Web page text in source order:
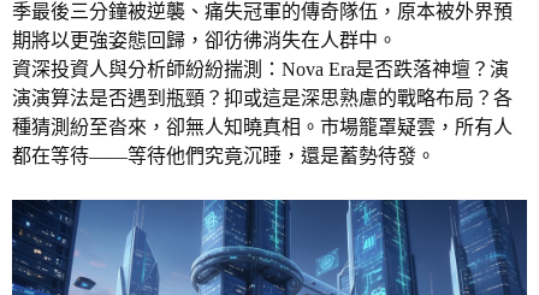
季最後三分鐘被逆襲、痛失冠軍的傳奇隊伍，原本被外界預
期將以更強姿態回歸，卻彷彿消失在人群中。
資深投資人與分析師紛紛揣測：Nova Era是否跌落神壇？演
演演算法是否遇到瓶頸？抑或這是深思熟慮的戰略布局？各
種猜測紛至沓來，卻無人知曉真相。市場籠罩疑雲，所有人
都在等待——等待他們究竟沉睡，還是蓄勢待發。